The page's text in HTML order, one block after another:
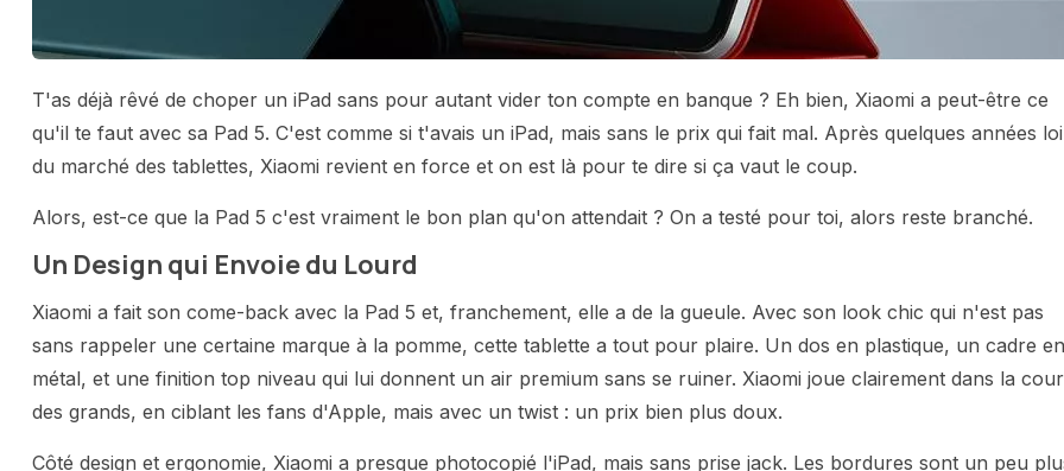
T'as déjà rêvé de choper un iPad sans pour autant vider ton compte en banque ? Eh bien, Xiaomi a peut-être ce
qu'il te faut avec sa Pad 5. C'est comme si t'avais un iPad, mais sans le prix qui fait mal. Après quelques années
du marché des tablettes, Xiaomi revient en force et on est là pour te dire si ça vaut le coup.
Alors, est-ce que la Pad 5 c'est vraiment le bon plan qu'on attendait ? On a testé pour toi, alors reste branché.
Un Design qui Envoie du Lourd
Xiaomi a fait son come-back avec la Pad 5 et, franchement, elle a de la gueule. Avec son look chic qui n'est pas
sans rappeler une certaine marque à la pomme, cette tablette a tout pour plaire. Un dos en plastique, un cadre en
métal, et une finition top niveau qui lui donnent un air premium sans se ruiner. Xiaomi joue clairement dans la cour
des grands, en ciblant les fans d'Apple, mais avec un twist : un prix bien plus doux.
Côté design et ergonomie, Xiaomi a presque photocopié l'iPad, mais sans prise jack. Les bordures sont un peu